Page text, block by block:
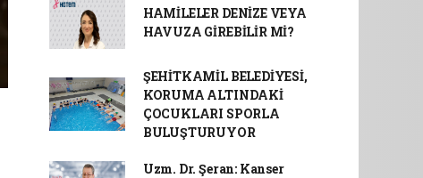
HAMİLELER DENİZE VEYA
HAVUZA GİREBİLİR Mİ?
ŞEHİTKAMİL BELEDİYESİ,
KORUMA ALTINDAKİ
ÇOCUKLARI SPORLA
BULUŞTURUYOR
Uzm. Dr. Şeran: Kanser